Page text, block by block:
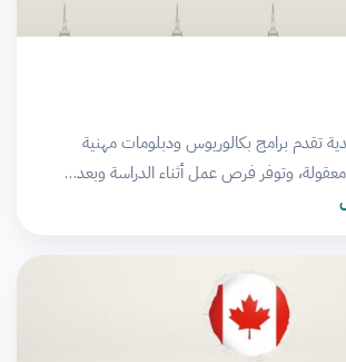
تقدم برامج بكالوريوس ودبلومات مهنية